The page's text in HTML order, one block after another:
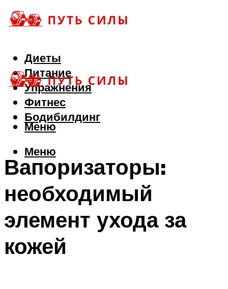
Диеты
Питание
Упражнения
Фитнес
Бодибилдинг
Меню
Меню
Вапоризаторы:
необходимый
элемент ухода за
кожей